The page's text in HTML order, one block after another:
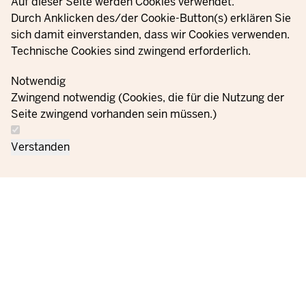
Durch Anklicken des/der Cookie-Button(s) erklären Sie
sich damit einverstanden, dass wir Cookies verwenden.
Technische Cookies sind zwingend erforderlich.
Notwendig
Zwingend notwendig (Cookies, die für die Nutzung der
Seite zwingend vorhanden sein müssen.)
Verstanden